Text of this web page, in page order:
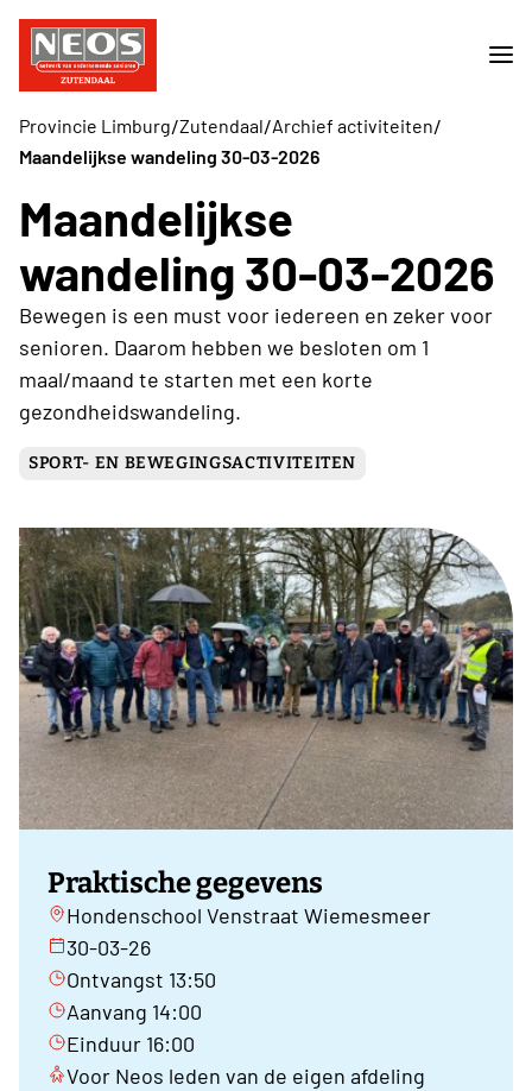
Provincie Limburg/Zutendaal/Archief activiteiten/
Maandelijkse wandeling 30-03-2026
Maandelijkse
wandeling 30-03-2026
Bewegen is een must voor iedereen en zeker voor
senioren. Daarom hebben we besloten om 1
maal/maand te starten met een korte
gezondheidswandeling.
SPORT- EN BEWEGINGSACTIVITEITEN
Praktische gegevens
Hondenschool Venstraat Wiemesmeer
30-03-26
Ontvangst 13:50
Aanvang 14:00
Einduur 16:00
Voor Neos leden van de eigen afdeling